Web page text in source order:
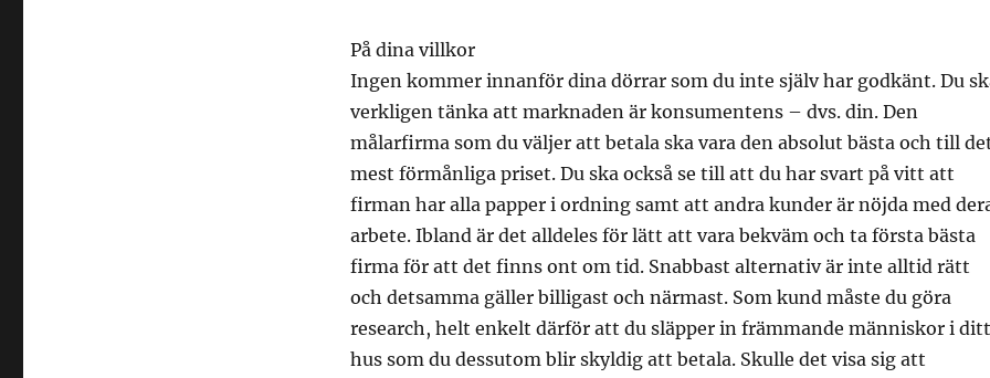
På dina villkor
Ingen kommer innanför dina dörrar som du inte själv har godkänt. Du
verkligen tänka att marknaden är konsumentens – dvs. din. Den
målarfirma som du väljer att betala ska vara den absolut bästa och till
mest förmånliga priset. Du ska också se till att du har svart på vitt att
firman har alla papper i ordning samt att andra kunder är nöjda med
arbete. Ibland är det alldeles för lätt att vara bekväm och ta första bästa
firma för att det finns ont om tid. Snabbast alternativ är inte alltid rätt
och detsamma gäller billigast och närmast. Som kund måste du göra
research, helt enkelt därför att du släpper in främmande människor i ditt
hus som du dessutom blir skyldig att betala. Skulle det visa sig att